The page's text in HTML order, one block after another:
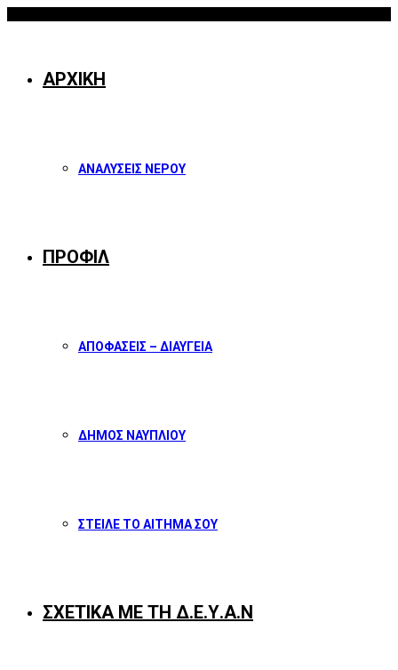
ΑΡΧΙΚΗ
ΑΝΑΛΥΣΕΙΣ ΝΕΡΟΥ
ΠΡΟΦΙΛ
ΑΠΟΦΑΣΕΙΣ – ΔΙΑΥΓΕΙΑ
ΔΗΜΟΣ ΝΑΥΠΛΙΟΥ
ΣΤΕΙΛΕ ΤΟ ΑΙΤΗΜΑ ΣΟΥ
ΣΧΕΤΙΚΑ ΜΕ ΤΗ Δ.Ε.Υ.Α.Ν